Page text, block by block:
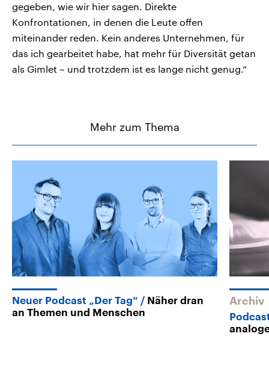
gegeben, wie wir hier sagen. Direkte
Konfrontationen, in denen die Leute offen
miteinander reden. Kein anderes Unternehmen, für
das ich gearbeitet habe, hat mehr für Diversität getan
als Gimlet – und trotzdem ist es lange nicht genug.“
Mehr zum Thema
Neuer Podcast „Der Tag“
Näher dran
an Themen und Menschen
Archiv